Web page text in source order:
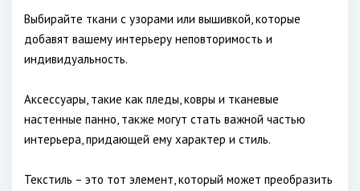
Выбирайте ткани с узорами или вышивкой, которые
добавят вашему интерьеру неповторимость и
индивидуальность.
Аксессуары, такие как пледы, ковры и тканевые
настенные панно, также могут стать важной частью
интерьера, придающей ему характер и стиль.
Текстиль – это тот элемент, который может преобразить